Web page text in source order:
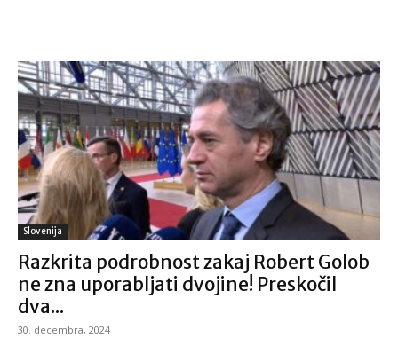
Slovenija
Razkrita podrobnost zakaj Robert Golob
ne zna uporabljati dvojine! Preskočil
dva...
30. decembra, 2024